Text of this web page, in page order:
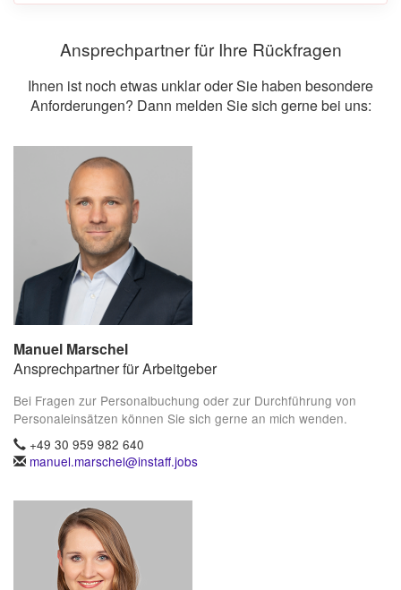
Ansprechpartner für Ihre Rückfragen
Ihnen ist noch etwas unklar oder Sie haben besondere
Anforderungen? Dann melden Sie sich gerne bei uns:
Manuel Marschel
Ansprechpartner für Arbeitgeber
Bei Fragen zur Personalbuchung oder zur Durchführung von
Personaleinsätzen können Sie sich gerne an mich wenden.
+49 30 959 982 640
manuel.marschel@instaff.jobs